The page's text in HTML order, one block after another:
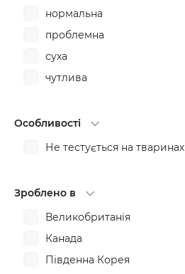
очищення
пілінг
пом'якшення
проти запалень
розгладження
розслаблення
нормальна
проблемна
суха
чутлива
Особливості
Не тестується на тваринах
Зроблено в
Великобританія
Канада
Південна Корея